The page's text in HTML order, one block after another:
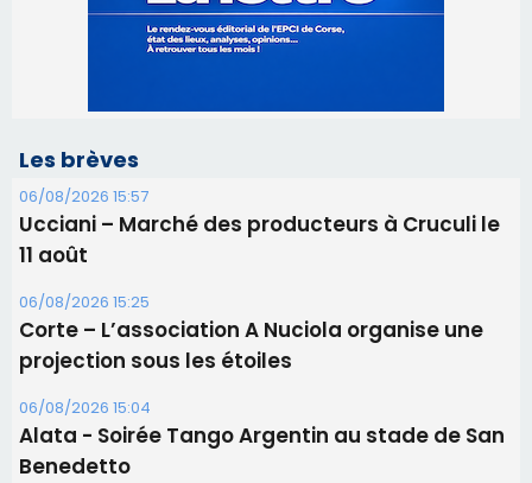
Les brèves
06/08/2026 15:57
Ucciani – Marché des producteurs à Cruculi le
11 août
06/08/2026 15:25
Corte – L’association A Nuciola organise une
projection sous les étoiles
06/08/2026 15:04
Alata - Soirée Tango Argentin au stade de San
Benedetto